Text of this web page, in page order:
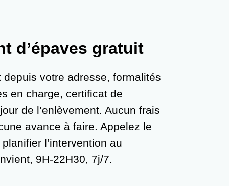
d’épaves gratuit
depuis votre adresse, formalités
en charge, certificat de
de l’enlèvement. Aucun frais
avance à faire. Appelez le
l’intervention au
9H-22H30, 7j/7.